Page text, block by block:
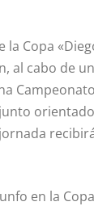
Copa
al cabo de
en la